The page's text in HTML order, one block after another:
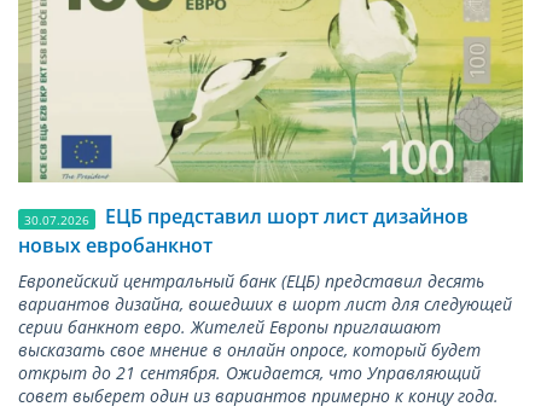
30.07.2026
ЕЦБ представил шорт лист дизайнов
новых евробанкнот
Европейский центральный банк (ЕЦБ) представил десять
вариантов дизайна, вошедших в шорт лист для следующей
серии банкнот евро. Жителей Европы приглашают
высказать свое мнение в онлайн опросе, который будет
открыт до 21 сентября. Ожидается, что Управляющий
совет выберет один из вариантов примерно к концу года.